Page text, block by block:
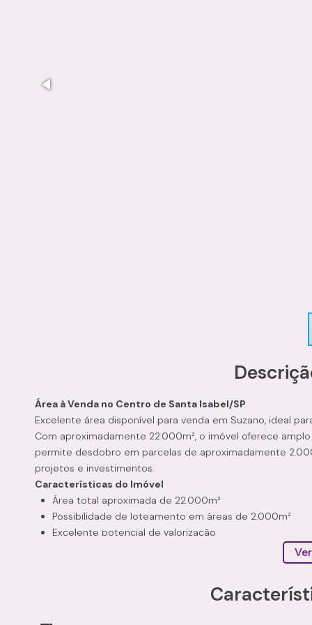
Área à Venda no Centro de Santa Isabel/SP
Excelente área disponível para venda em Suzano, ideal
Com aproximadamente 22.000m², o imóvel oferece
permite desdobro em parcelas de aproximadamente
projetos e investimentos.
Características do Imóvel
Área total aproximada de 22.000m²
Possibilidade de loteamento em áreas de 2.000m²
Excelente potencial de valorização
Ideal para empreendimentos residenciais, comerciais
Ótima oportunidade para investidores